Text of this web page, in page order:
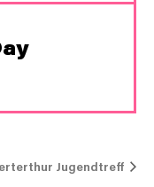
Jugendtreff